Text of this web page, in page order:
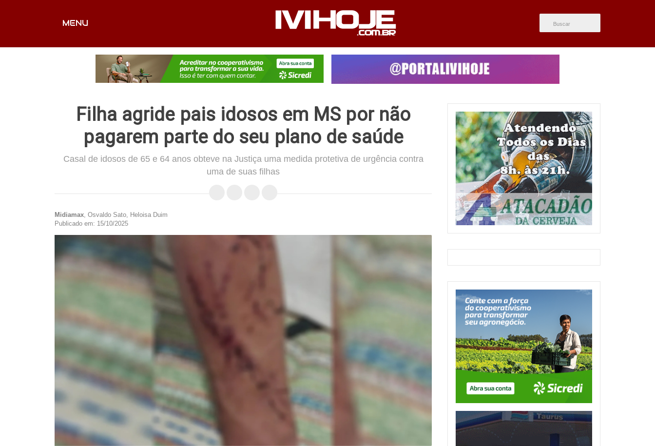
MENU
FALE CONOSCO
Filha agride pais idosos em MS por não
pagarem parte do seu plano de saúde
Casal de idosos de 65 e 64 anos obteve na Justiça uma medida protetiva de urgência contra
uma de suas filhas
Midiamax, Osvaldo Sato, Heloisa Duim
Publicado em: 15/10/2025